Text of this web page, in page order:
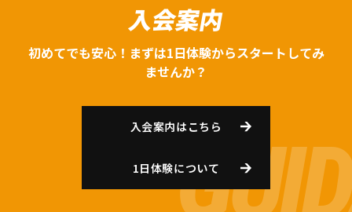
入会案内
初めてでも安心！まずは1日体験からスタートしてみ
ませんか？
入会案内はこちら
1日体験について